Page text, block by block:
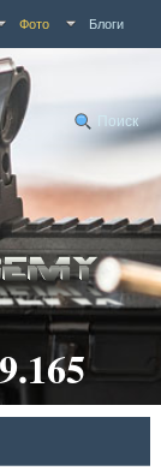
Фото Блоги
Поиск